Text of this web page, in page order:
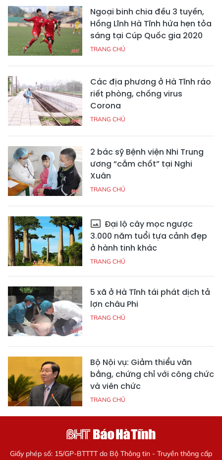
Ngoại binh chia đều 3 tuyến,
Hồng Lĩnh Hà Tĩnh hứa hẹn tỏa
sáng tại Cúp Quốc gia 2020
TRANG CHỦ
Các địa phương ở Hà Tĩnh ráo
riết phòng, chống virus
Corona
TRANG CHỦ
2 bác sỹ Bệnh viện Nhi Trung
ương “cắm chốt” tại Nghi
Xuân
TRANG CHỦ
Đại lộ cây mọc ngược
3.000 năm tuổi tựa cảnh đẹp
ở hành tinh khác
TRANG CHỦ
5 xã ở Hà Tĩnh tái phát dịch tả
lợn châu Phi
TRANG CHỦ
Bộ Nội vụ: Giảm thiểu văn
bằng, chứng chỉ với công chức
và viên chức
TRANG CHỦ
Giấy phép số: 15/GP-BTTTT do Bộ Thông tin - Truyền thông cấp